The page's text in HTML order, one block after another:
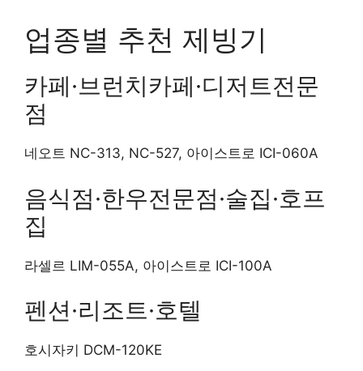
업종별 추천 제빙기
카페·브런치카페·디저트전문
점
네오트 NC-313, NC-527, 아이스트로 ICI-060A
음식점·한우전문점·술집·호프
집
라셀르 LIM-055A, 아이스트로 ICI-100A
펜션·리조트·호텔
호시자키 DCM-120KE